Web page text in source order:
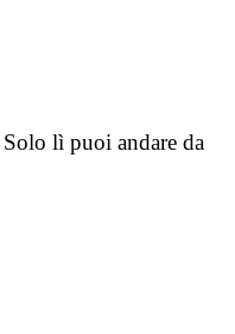
lì puoi andare da